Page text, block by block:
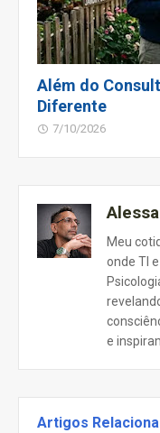
Além do
Diferente
7/10/2026
Meu
onde TI
e
Artigos